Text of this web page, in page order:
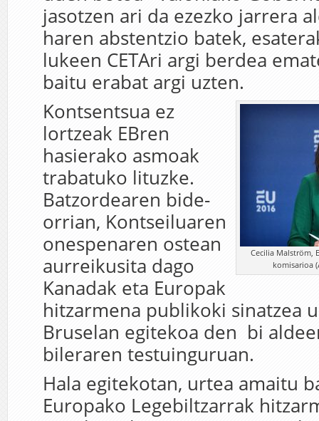
jasotzen ari da ezezko jarrera
haren abstentzio batek,
lukeen CETAri argi berdea
baitu erabat argi uzten.
Cecilia Malström,
komisarioa
Kontsentsua ez
lortzeak EBren
hasierako asmoak
trabatuko lituzke.
Batzordearen bide-
orrian, Kontseiluaren
onespenaren ostean
aurreikusita dago
Kanadak eta Europak
hitzarmena publikoki sinatzea
Bruselan egitekoa den bi
bileraren testuinguruan.
Hala egitekotan, urtea amaitu
Europako Legebiltzarrak